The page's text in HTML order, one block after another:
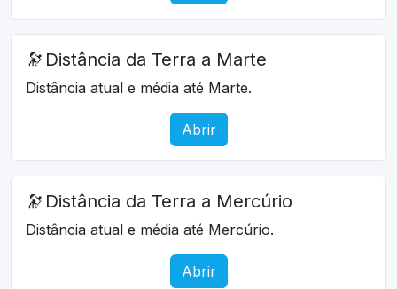
🔭 Distância da Terra a Marte
Distância atual e média até Marte.
Abrir
🔭 Distância da Terra a Mercúrio
Distância atual e média até Mercúrio.
Abrir